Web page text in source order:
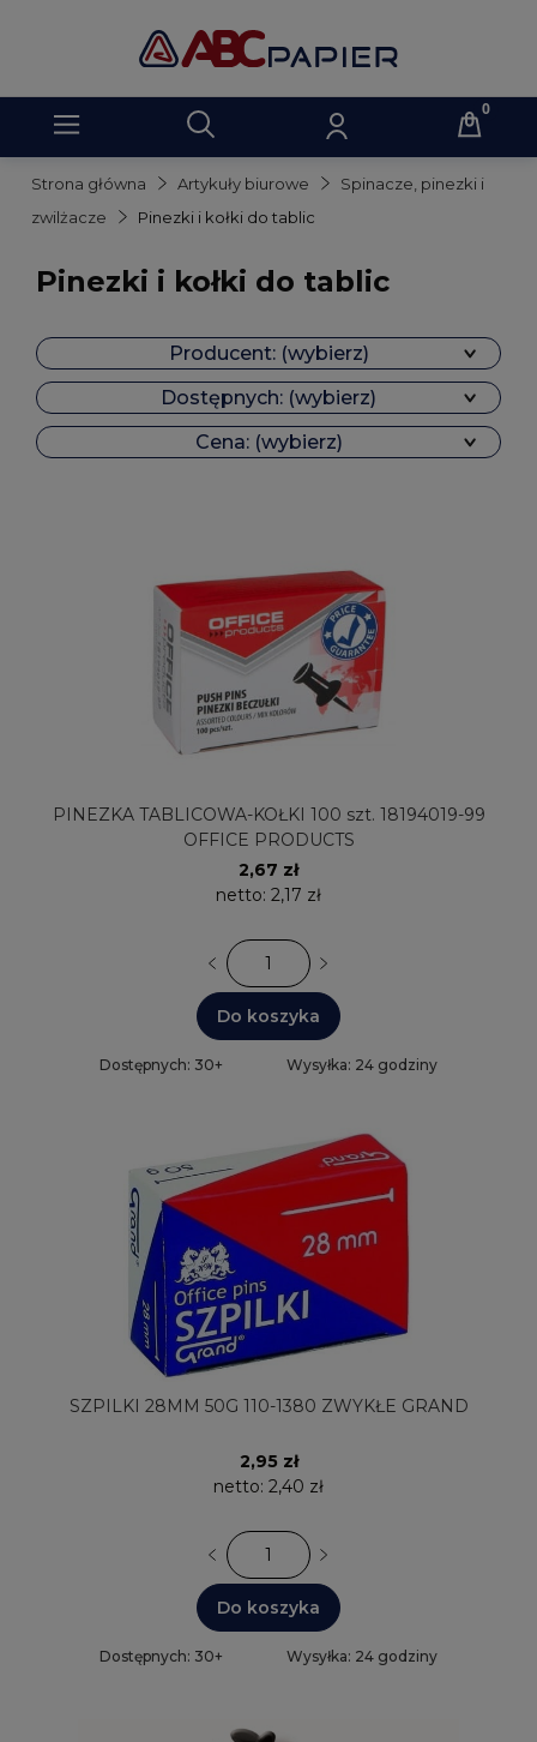
Strona główna Artykuły biurowe
Spinacze, pinezki i
zwilżacze
Pinezki i kołki do tablic
Pinezki i kołki do tablic
Producent: (wybierz)
Dostępnych: (wybierz)
Cena: (wybierz)
PINEZKA TABLICOWA-KOŁKI 100 szt. 18194019-99
OFFICE PRODUCTS
2,67 zł
netto: 2,17 zł
Do koszyka
Dostępnych: 30+ Wysyłka: 24 godziny
SZPILKI 28MM 50G 110-1380 ZWYKŁE GRAND
2,95 zł
netto: 2,40 zł
Do koszyka
Dostępnych: 30+ Wysyłka: 24 godziny